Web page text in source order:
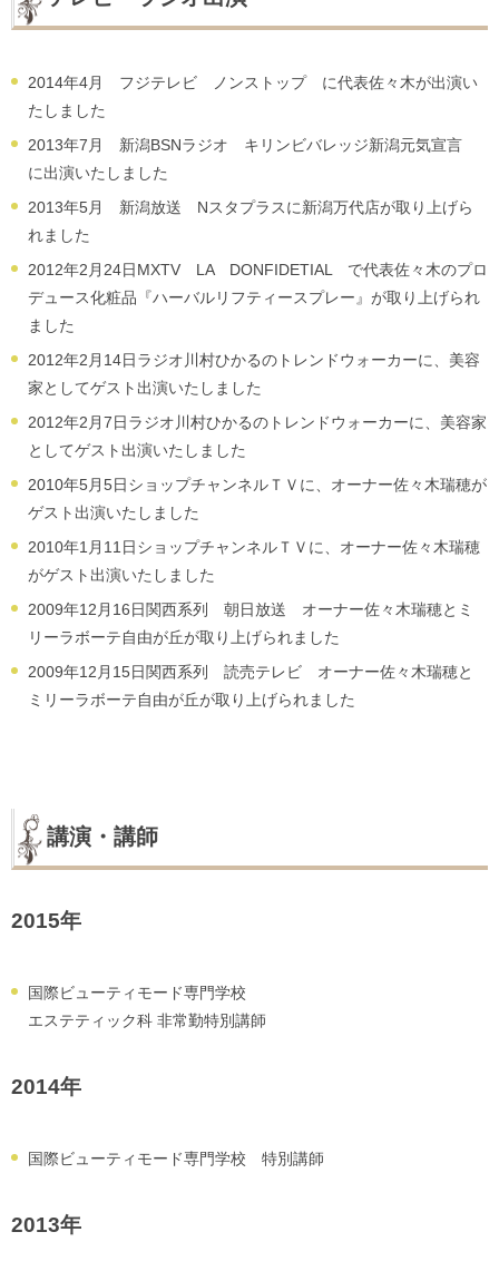
2014年4月 フジテレビ ノンストップ に代表佐々木が出演い
たしました
2013年7月 新潟BSNラジオ キリンビバレッジ新潟元気宣言
に出演いたしました
2013年5月 新潟放送 Nスタプラスに新潟万代店が取り上げら
れました
2012年2月24日MXTV LA DONFIDETIAL で代表佐々木のプロ
デュース化粧品『ハーバルリフティースプレー』が取り上げられ
ました
2012年2月14日ラジオ川村ひかるのトレンドウォーカーに、美容
家としてゲスト出演いたしました
2012年2月7日ラジオ川村ひかるのトレンドウォーカーに、美容家
としてゲスト出演いたしました
2010年5月5日ショップチャンネルＴＶに、オーナー佐々木瑞穂が
ゲスト出演いたしました
2010年1月11日ショップチャンネルＴＶに、オーナー佐々木瑞穂
がゲスト出演いたしました
2009年12月16日関西系列 朝日放送 オーナー佐々木瑞穂とミ
リーラボーテ自由が丘が取り上げられました
2009年12月15日関西系列 読売テレビ オーナー佐々木瑞穂と
ミリーラボーテ自由が丘が取り上げられました
講演・講師
2015年
国際ビューティモード専門学校
エステティック科 非常勤特別講師
2014年
国際ビューティモード専門学校 特別講師
2013年